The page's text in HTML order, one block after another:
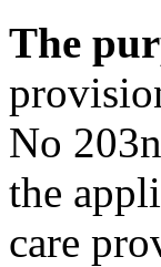
The
No
the
care